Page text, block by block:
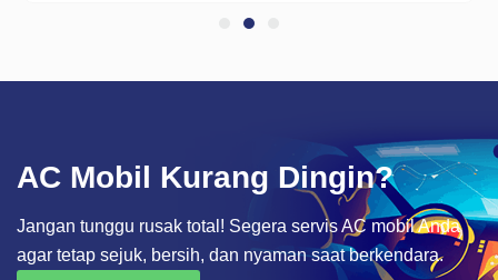
AC Mobil Kurang Dingin?
Jangan tunggu rusak total! Segera servis AC mobil Anda
agar tetap sejuk, bersih, dan nyaman saat berkendara.